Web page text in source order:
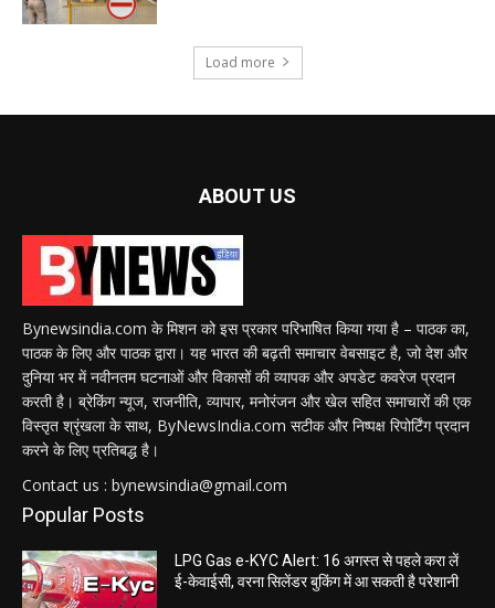
Load more
ABOUT US
Bynewsindia.com के मिशन को इस प्रकार परिभाषित किया गया है – पाठक का,
पाठक के लिए और पाठक द्वारा। यह भारत की बढ़ती समाचार वेबसाइट है, जो देश और
दुनिया भर में नवीनतम घटनाओं और विकासों की व्यापक और अपडेट कवरेज प्रदान
करती है। ब्रेकिंग न्यूज, राजनीति, व्यापार, मनोरंजन और खेल सहित समाचारों की एक
विस्तृत श्रृंखला के साथ, ByNewsIndia.com सटीक और निष्पक्ष रिपोर्टिंग प्रदान
करने के लिए प्रतिबद्ध है।
Contact us : bynewsindia@gmail.com
Popular Posts
LPG Gas e-KYC Alert: 16 अगस्त से पहले करा लें
ई-केवाईसी, वरना सिलेंडर बुकिंग में आ सकती है परेशानी